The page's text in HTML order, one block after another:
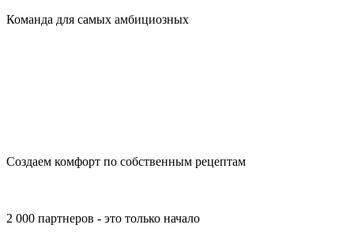
Команда для самых амбициозных
Создаем комфорт по собственным рецептам
2 000 партнеров - это только начало